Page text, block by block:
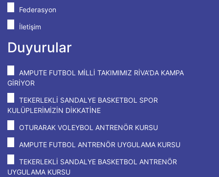
Federasyon
İletişim
Duyurular
AMPUTE FUTBOL MİLLİ TAKIMIMIZ RİVA'DA KAMPA
GİRİYOR
TEKERLEKLİ SANDALYE BASKETBOL SPOR
KULÜPLERİMİZİN DİKKATİNE
OTURARAK VOLEYBOL ANTRENÖR KURSU
AMPUTE FUTBOL ANTRENÖR UYGULAMA KURSU
TEKERLEKLİ SANDALYE BASKETBOL ANTRENÖR
UYGULAMA KURSU